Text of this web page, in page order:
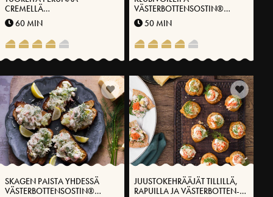
CREMELLÄ
VÄSTERBOTTENSOST-
YRTTIÖLJYLLÄ® JA
HAPATETTUA KESÄSIPULIA
60 MIN
VÄSTERBOTTENSOSTIN®
KANSSA
50 MIN
SKAGEN PAISTA YHDESSÄ
VÄSTERBOTTENSOSTIN®
JUUSTOKEHRÄÄJÄT TILLILLÄ,
RAPUILLA JA VÄSTERBOTTEN-